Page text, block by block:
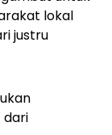
lokal
justru
dari